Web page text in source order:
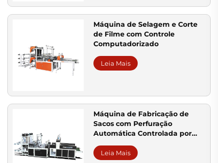
Máquina de Selagem e Corte
de Filme com Controle
Computadorizado
Leia Mais
Máquina de Fabricação de
Sacos com Perfuração
Automática Controlada por
Leia Mais